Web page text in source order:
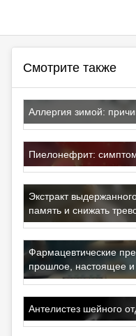
Смотрите также
Аллергия зимой:
Пиелонефрит:
Экстракт
память и снижать
Фармацевтические
прошлое, настоящее
Антелистез шейного